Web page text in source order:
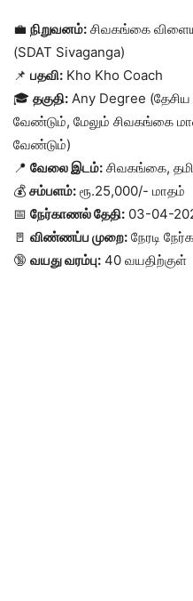
💼 நிறுவனம்: சிவகங்கை
(SDAT Sivaganga)
📌 பதவி: Kho Kho Coach
🎓 தகுதி: Any Degree
வேண்டும், மேலும் சிவகங்கை
வேண்டும்)
📍 வேலை இடம்: சிவகங்கை,
💰 சம்பளம்: ரூ.25,000/- மாதம்
📅 நேர்காணல் தேதி: 03-04-
🚪 விண்ணப்ப முறை: நேரடி
🔞 வயது வரம்பு: 40 வயதிற்குள்